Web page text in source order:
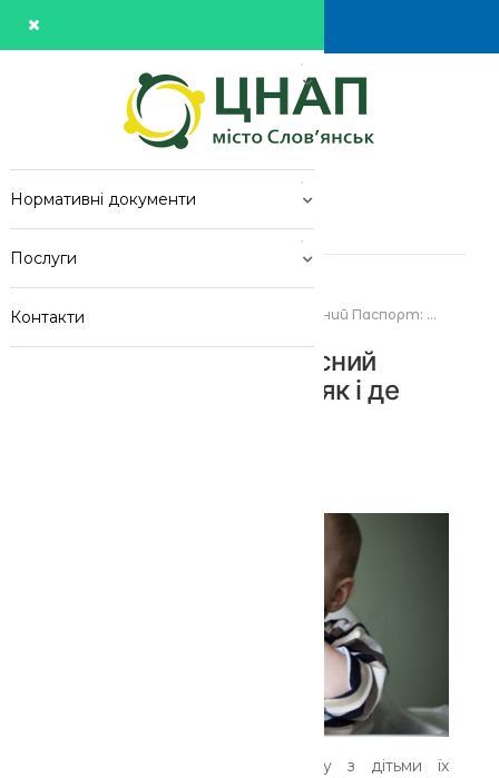
Дитині Необхідний Власний Закордонний Паспорт: ...
Дитині необхідний власний
закордонний паспорт: як і де
Раніше для перетину кордону з дітьми їх
Нормативні документи
Послуги
Контакти